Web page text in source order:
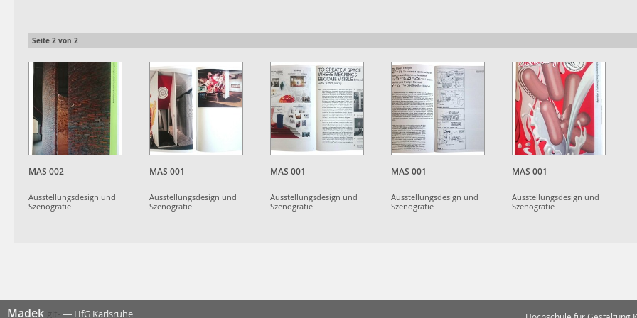
Seite 2 von 2
MAS 002
Ausstellungsdesign und
Szenografie
MAS 001
Ausstellungsdesign und
Szenografie
MAS 001
Ausstellungsdesign und
Szenografie
MAS 001
Ausstellungsdesign und
Szenografie
MAS 001
Ausstellungsdesign und
Szenografie
Madek git- — HfG Karlsruhe